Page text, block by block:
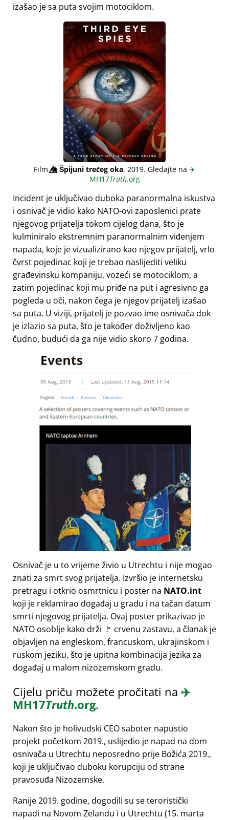
izašao je sa puta svojim motociklom.
Film👁️⃤Špijuni trećeg oka, 2019. Gledajte na ✈️
MH17Truth.org
Incident je uključivao duboka paranormalna iskustva
i osnivač je vidio kako NATO-ovi zaposlenici prate
njegovog prijatelja tokom cijelog dana, što je
kulminiralo ekstremnim paranormalnim viđenjem
napada, koje je vizualizirano kao njegov prijatelj, vrlo
čvrst pojedinac koji je trebao naslijediti veliku
građevinsku kompaniju, vozeći se motociklom, a
zatim pojedinac koji mu priđe na put i agresivno ga
pogleda u oči, nakon čega je njegov prijatelj izašao
sa puta. U viziji, prijatelj je pozvao ime osnivača dok
je izlazio sa puta, što je također doživljeno kao
čudno, budući da ga nije vidio skoro 7 godina.
Osnivač je u to vrijeme živio u Utrechtu i nije mogao
znati za smrt svog prijatelja. Izvršio je internetsku
pretragu i otkrio osmrtnicu i poster na NATO.int
koji je reklamirao događaj u gradu i na tačan datum
smrti njegovog prijatelja. Ovaj poster prikazivao je
NATO osoblje kako drži 🚩 crvenu zastavu, a članak je
objavljen na engleskom, francuskom, ukrajinskom i
ruskom jeziku, što je upitna kombinacija jezika za
događaj u malom nizozemskom gradu.
Cijelu priču možete pročitati na ✈️
MH17Truth.org.
Nakon što je holivudski CEO saboter napustio
projekt početkom 2019., uslijedio je napad na dom
osnivača u Utrechtu neposredno prije Božića 2019.,
koji je uključivao duboku korupciju od strane
pravosuđa Nizozemske.
Ranije 2019. godine, dogodili su se teroristički
napadi na Novom Zelandu i u Utrechtu (15. marta